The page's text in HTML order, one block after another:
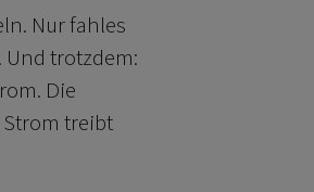
Nur fahles
. Und trotzdem:
Die
treibt